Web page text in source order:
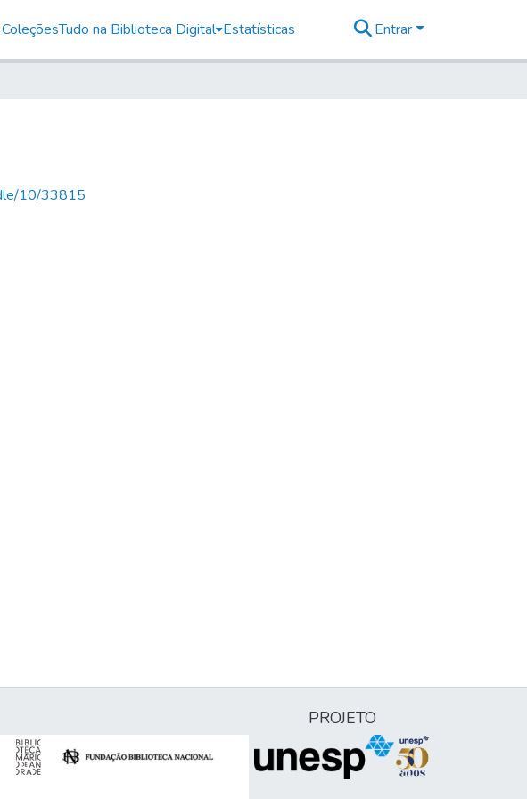
Tudo na Biblioteca Digital Estatísticas Entrar
10/33815
PROJETO